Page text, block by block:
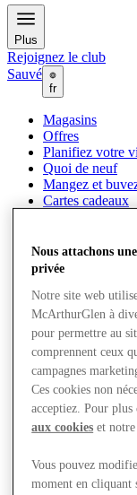
Plus
Rejoignez le club
Sauvé
fr
Magasins
Offres
Planifiez votre
Quoi de neuf
Mangez et
Cartes cadeaux
Plus
Nous attachons
privée
Notre site web
McArthurGlen à
pour permettre au
comprennent ceux
campagnes
Ces cookies non
acceptiez. Pour
aux cookies et notre
Vous pouvez
moment en cliquant